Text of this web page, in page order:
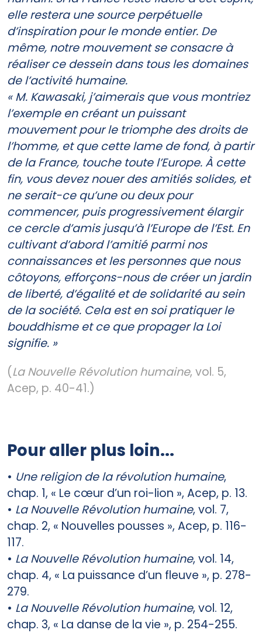
elle restera une source perpétuelle
d’inspiration pour le monde entier. De
même, notre mouvement se consacre à
réaliser ce dessein dans tous les domaines
de l’activité humaine.
« M. Kawasaki, j’aimerais que vous montriez
l’exemple en créant un puissant
mouvement pour le triomphe des droits de
l’homme, et que cette lame de fond, à partir
de la France, touche toute l’Europe. À cette
fin, vous devez nouer des amitiés solides, et
ne serait-ce qu’une ou deux pour
commencer, puis progressivement élargir
ce cercle d’amis jusqu’à l’Europe de l’Est. En
cultivant d’abord l’amitié parmi nos
connaissances et les personnes que nous
côtoyons, efforçons-nous de créer un jardin
de liberté, d’égalité et de solidarité au sein
de la société. Cela est en soi pratiquer le
bouddhisme et ce que propager la Loi
signifie. »
(La Nouvelle Révolution humaine, vol. 5,
Acep, p. 40-41.)
Pour aller plus loin...
• Une religion de la révolution humaine,
chap. 1, « Le cœur d’un roi-lion », Acep, p. 13.
• La Nouvelle Révolution humaine, vol. 7,
chap. 2, « Nouvelles pousses », Acep, p. 116-
117.
• La Nouvelle Révolution humaine, vol. 14,
chap. 4, « La puissance d’un fleuve », p. 278-
279.
• La Nouvelle Révolution humaine, vol. 12,
chap. 3, « La danse de la vie », p. 254-255.